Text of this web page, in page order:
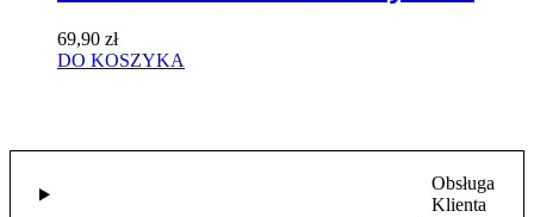
69,90 zł
DO KOSZYKA
Obsługa
Klienta